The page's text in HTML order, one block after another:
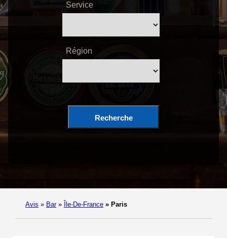
Service
Région
Recherche
Avis » Bar » Île-De-France » Paris